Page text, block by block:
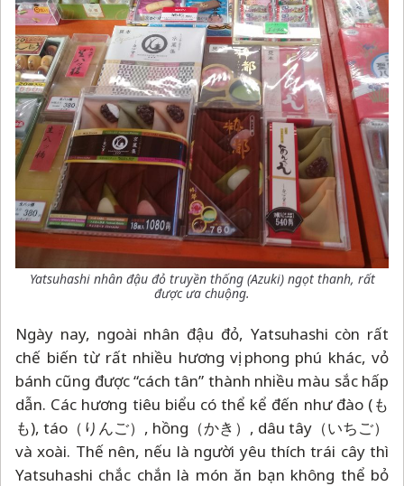
Yatsuhashi nhân đậu đỏ truyền thống (Azuki) ngọt thanh, rất
được ưa chuộng.
Ngày nay, ngoài nhân đậu đỏ, Yatsuhashi còn rất
chế biến từ rất nhiều hương vị phong phú khác, vỏ
bánh cũng được “cách tân” thành nhiều màu sắc hấp
dẫn. Các hương tiêu biểu có thể kể đến như đào (も
も), táo（りんご）, hồng（かき）, dâu tây（いちご）
và xoài. Thế nên, nếu là người yêu thích trái cây thì
Yatsuhashi chắc chắn là món ăn bạn không thể bỏ